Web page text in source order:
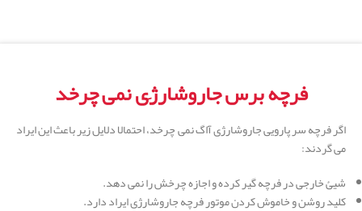
فرچه برس جاروشارژِی نمی چرخد
اگر فرچه سر پارویی جاروشارژی آاگ نمی چرخد، احتمالا دلایل زیر باعث این ایراد
می گردند:
شیئ خارجی در فرچه گیر کرده و اجازه چرخش را نمی دهد.
کلید روشن و خاموش کردن موتور فرچه جاروشارژی ایراد دارد.